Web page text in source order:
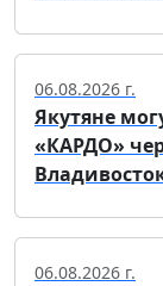
06.08.2026 г.
Якутяне
«КАРДО»
06.08.2026 г.